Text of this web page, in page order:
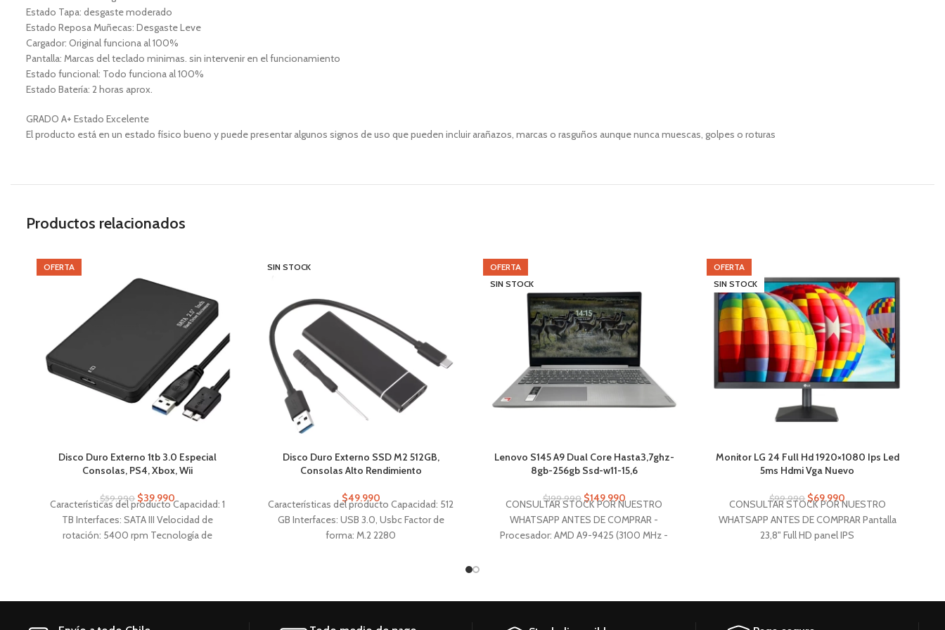
Estado Tapa: desgaste moderado
Estado Reposa Muñecas: Desgaste Leve
Cargador: Original funciona al 100%
Pantalla: Marcas del teclado minimas. sin intervenir en el funcionamiento
Estado funcional: Todo funciona al 100%
Estado Batería: 2 horas aprox.
GRADO A+ Estado Excelente
El producto está en un estado físico bueno y puede presentar algunos signos de uso que pueden incluir arañazos, marcas o rasguños aunque nunca muescas, golpes o roturas
Productos relacionados
OFERTA
Disco Duro Externo 1tb 3.0 Especial
Consolas, PS4, Xbox, Wii
$59.990 $39.990
Características del producto Capacidad: 1
TB Interfaces: SATA III Velocidad de
rotación: 5400 rpm Tecnología de
SIN STOCK
Disco Duro Externo SSD M2 512GB,
Consolas Alto Rendimiento
$49.990
Características del producto Capacidad: 512
GB Interfaces: USB 3.0, Usbc Factor de
forma: M.2 2280
OFERTA
SIN STOCK
Lenovo S145 A9 Dual Core Hasta3,7ghz-
8gb-256gb Ssd-w11-15,6
$199.990 $149.990
CONSULTAR STOCK POR NUESTRO
WHATSAPP ANTES DE COMPRAR -
Procesador: AMD A9-9425 (3100 MHz -
OFERTA
SIN STOCK
Monitor LG 24 Full Hd 1920×1080 Ips Led
5ms Hdmi Vga Nuevo
$99.990 $69.990
CONSULTAR STOCK POR NUESTRO
WHATSAPP ANTES DE COMPRAR Pantalla
23,8" Full HD panel IPS